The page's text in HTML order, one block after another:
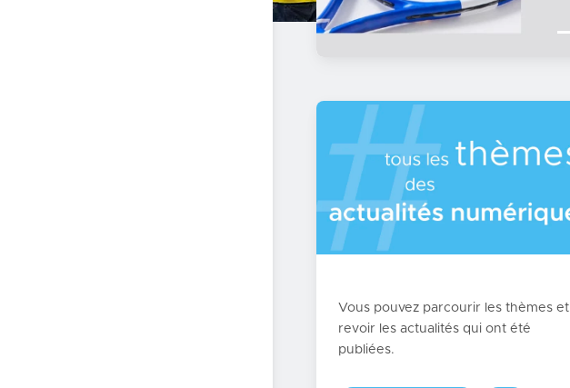
Vous pouvez parcourir les thèmes et
revoir les actualités qui ont été
publiées.